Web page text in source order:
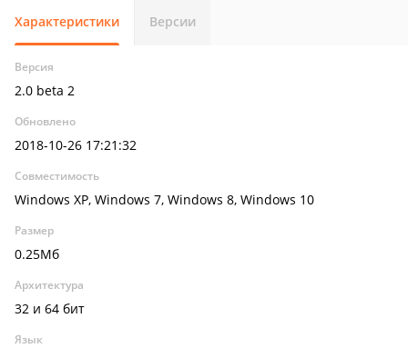
Характеристики Версии
Версия
2.0 beta 2
Обновлено
2018-10-26 17:21:32
Совместимость
Windows XP, Windows 7, Windows 8, Windows 10
Размер
0.25Мб
Архитектура
32 и 64 бит
Язык